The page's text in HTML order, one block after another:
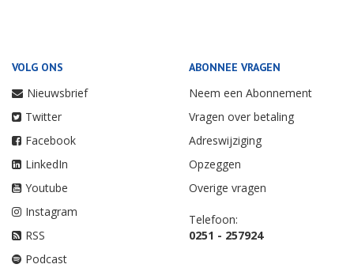
VOLG ONS
Nieuwsbrief
Twitter
Facebook
LinkedIn
Youtube
Instagram
RSS
Podcast
ABONNEE VRAGEN
Neem een Abonnement
Vragen over betaling
Adreswijziging
Opzeggen
Overige vragen
Telefoon:
0251 - 257924